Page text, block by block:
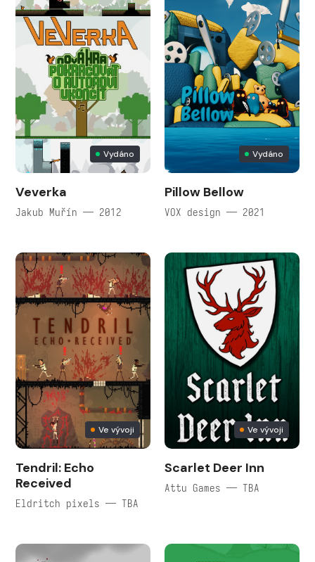
Vydáno
Veverka
Jakub Muřín — 2012
Vydáno
Pillow Bellow
VOX design — 2021
Ve vývoji
Tendril: Echo
Received
Eldritch pixels — TBA
Ve vývoji
Scarlet Deer Inn
Attu Games — TBA